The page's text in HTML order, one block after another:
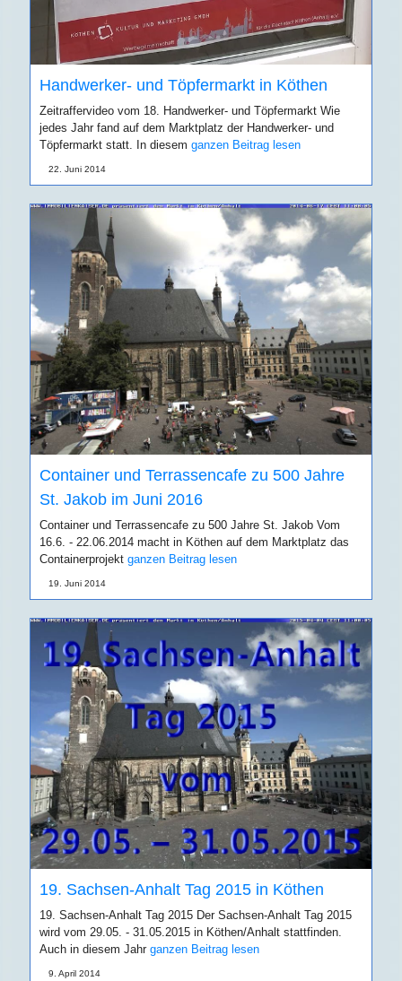
Handwerker- und Töpfermarkt in Köthen
Zeitraffervideo vom 18. Handwerker- und Töpfermarkt Wie
jedes Jahr fand auf dem Marktplatz der Handwerker- und
Töpfermarkt statt. In diesemganzen Beitrag lesen
22. Juni 2014
Container und Terrassencafe zu 500 Jahre
St. Jakob im Juni 2016
Container und Terrassencafe zu 500 Jahre St. Jakob Vom
16.6. - 22.06.2014 macht in Köthen auf dem Marktplatz das
Containerprojektganzen Beitrag lesen
19. Juni 2014
19. Sachsen-Anhalt Tag 2015 in Köthen
19. Sachsen-Anhalt Tag 2015 Der Sachsen-Anhalt Tag 2015
wird vom 29.05. - 31.05.2015 in Köthen/Anhalt stattfinden.
Auch in diesem Jahrganzen Beitrag lesen
9. April 2014